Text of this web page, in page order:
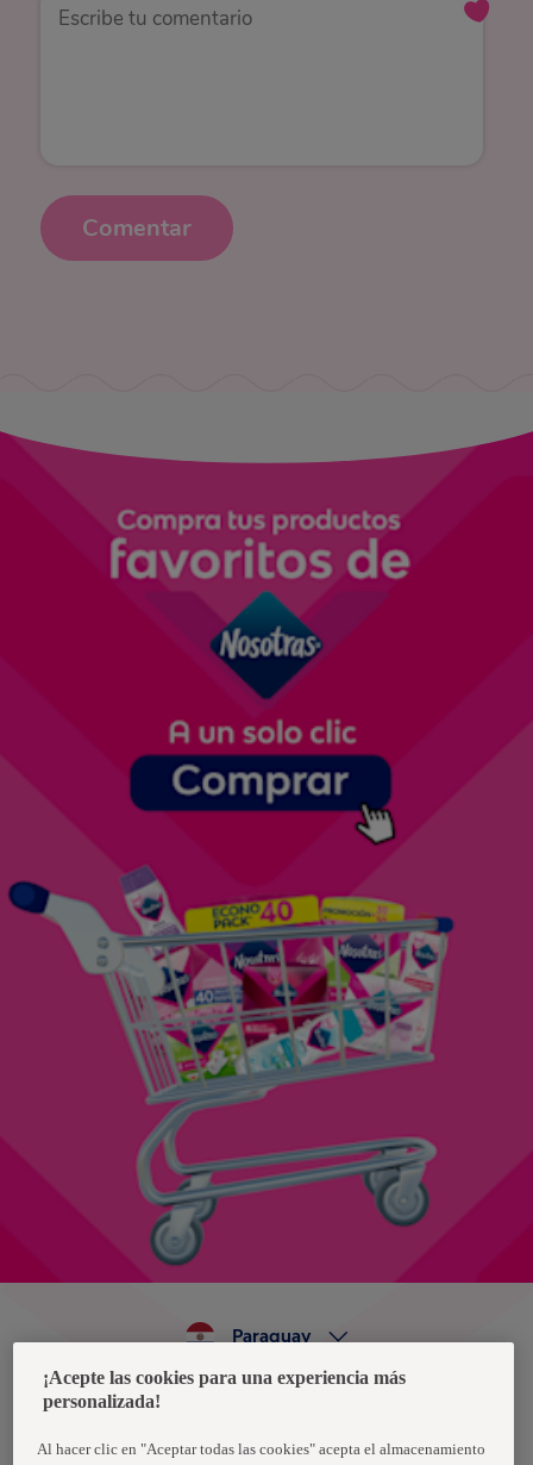
Comentar
Política de privacidad de datos
Paraguay
¡Acepte las cookies para una experiencia más
personalizada!
Al hacer clic en "Aceptar todas las cookies" acepta el almacenamiento